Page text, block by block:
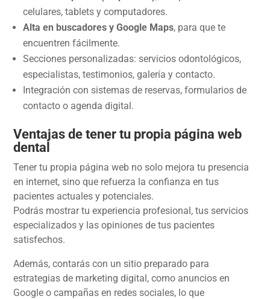
celulares, tablets y computadores.
Alta en buscadores y Google Maps, para que te
encuentren fácilmente.
Secciones personalizadas: servicios odontológicos,
especialistas, testimonios, galería y contacto.
Integración con sistemas de reservas, formularios de
contacto o agenda digital.
Ventajas de tener tu propia página web
dental
Tener tu propia página web no solo mejora tu presencia
en internet, sino que refuerza la confianza en tus
pacientes actuales y potenciales.
Podrás mostrar tu experiencia profesional, tus servicios
especializados y las opiniones de tus pacientes
satisfechos.
Además, contarás con un sitio preparado para
estrategias de marketing digital, como anuncios en
Google o campañas en redes sociales, lo que